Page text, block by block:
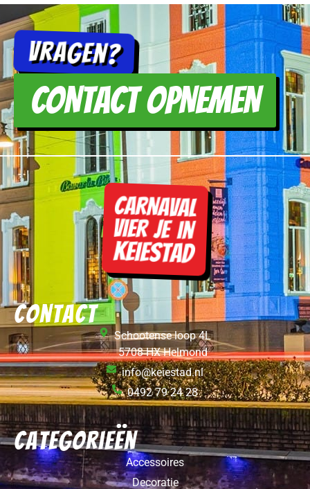
Vragen?
CONTACT OPNEMEN
Contact
Schootense loop 4L
5708 HX Helmond
info@keiestad.nl
0492 79 24 28
Categorieën
Accessoires
Decoratie